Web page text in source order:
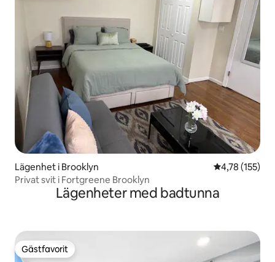
Lägenhet i Brooklyn 4,78 av 5 i
4,78 (155)
Privat svit i Fortgreene Brooklyn
Lägenheter med badtunna
Gästfavorit
Gästfavorit